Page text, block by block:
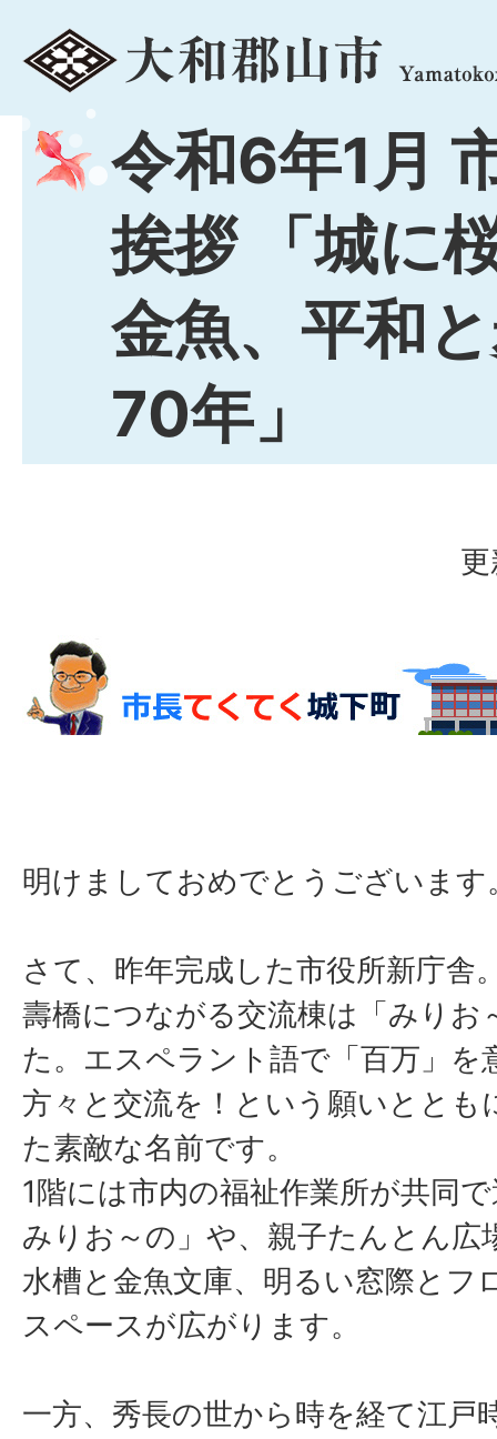
menu
令和6年1月
挨拶 「城に
金魚、平和
70年」
明けましておめでとうございます
さて、昨年完成した市役所新庁舎
壽橋につながる交流棟は「みりお
た。エスペラント語で「百万」を
方々と交流を！という願いととも
た素敵な名前です。
1階には市内の福祉作業所が共同
みりお～の」や、親子たんとん広
水槽と金魚文庫、明るい窓際とフ
スペースが広がります。
一方、秀長の世から時を経て江戸